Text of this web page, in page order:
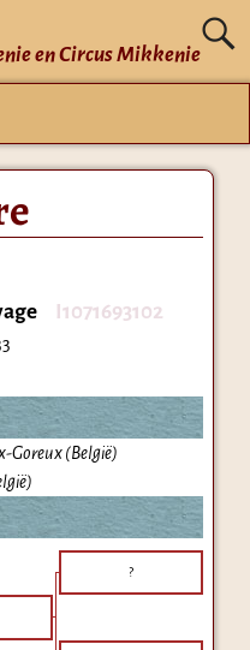
en Circus Mikkenie
I1071693102
Goreux (België)
?